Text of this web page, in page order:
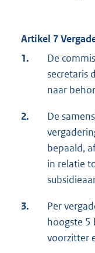
Artikel 7
1.
De
secretaris
naar
2.
De
bepaald,
in relatie
3.
Per
hoogste 5
voorzitter